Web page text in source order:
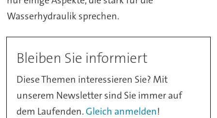
Wasserhydraulik sprechen.
Bleiben Sie informiert
Diese Themen interessieren Sie? Mit
unserem Newsletter sind Sie immer auf
dem Laufenden. Gleich anmelden!